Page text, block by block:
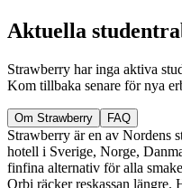
Aktuella
Strawberry har inga aktiva
Kom tillbaka senare för nya
Om Strawberry FAQ
Strawberry är en av Nordens
hotell i Sverige, Norge,
finfina alternativ för alla
Orbi räcker reskassan längre.